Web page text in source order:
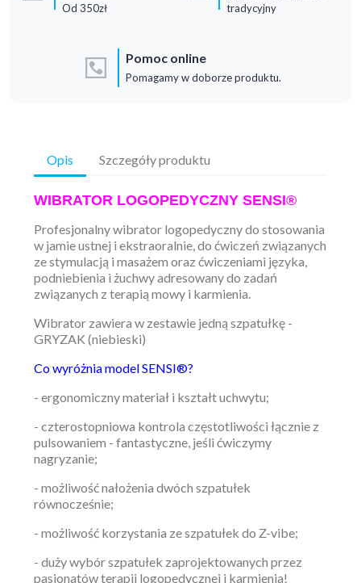
Od 350zł
tradycyjny
Pomoc online
Pomagamy w doborze produktu.
Opis Szczegóły produktu
WIBRATOR LOGOPEDYCZNY SENSI®
Profesjonalny wibrator logopedyczny do stosowania
w jamie ustnej i ekstraoralnie, do ćwiczeń związanych
ze stymulacją i masażem oraz ćwiczeniami języka,
podniebienia i żuchwy adresowany do zadań
związanych z terapią mowy i karmienia.
Wibrator zawiera w zestawie jedną szpatułkę -
GRYZAK (niebieski)
Co wyróżnia model SENSI®?
- ergonomiczny materiał i kształt uchwytu;
- czterostopniowa kontrola częstotliwości łącznie z
pulsowaniem - fantastyczne, jeśli ćwiczymy
nagryzanie;
- możliwość nałożenia dwóch szpatułek
równocześnie;
- możliwość korzystania ze szpatułek do Z-vibe;
- duży wybór szpatułek zaprojektowanych przez
pasjonatów terapii logopedycznej i karmienia!